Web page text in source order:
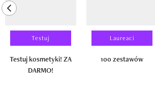
previous element
Testuj
Testuj kosmetyki! ZA
DARMO!
Laureaci
100 zestawów